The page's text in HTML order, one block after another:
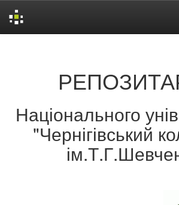
Національного
"Чернігівський